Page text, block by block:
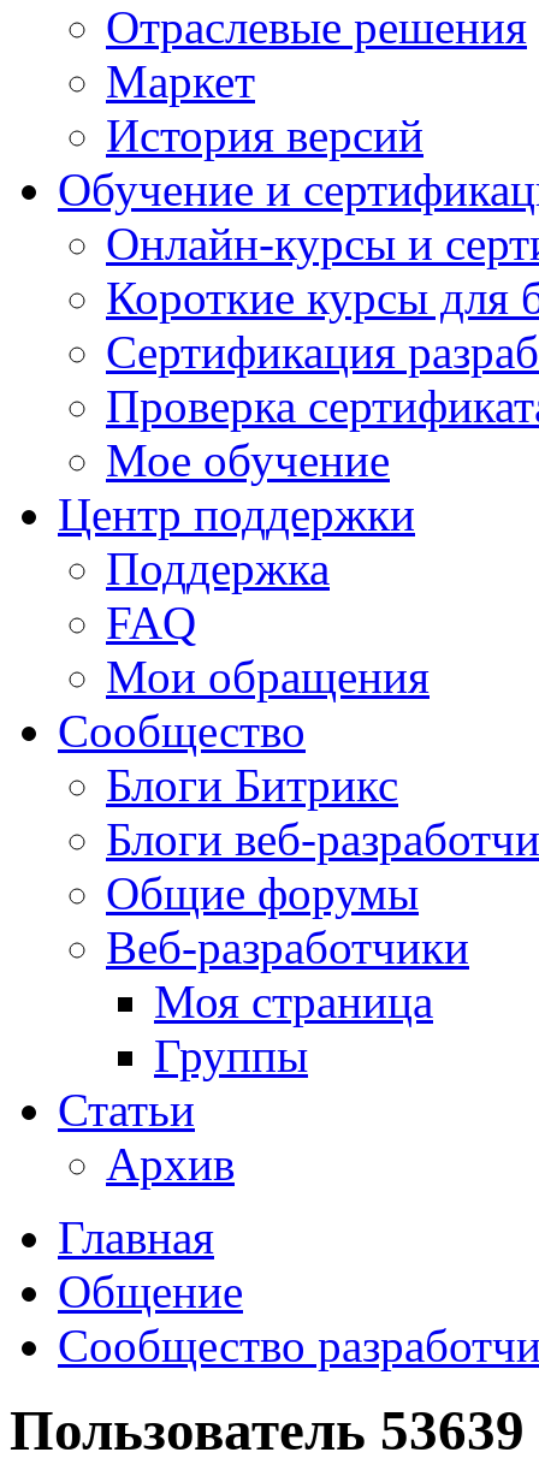
Отраслевые решения
Маркет
История версий
Обучение и
Онлайн-курсы и
Короткие курсы для
Сертификация
Проверка
Мое обучение
Центр поддержки
Поддержка
FAQ
Мои обращения
Сообщество
Блоги Битрикс
Блоги веб-
Общие форумы
Веб-разработчики
Моя страница
Группы
Статьи
Архив
Главная
Общение
Сообщество
Пользователь 53639